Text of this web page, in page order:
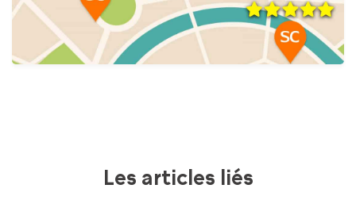
Les articles liés